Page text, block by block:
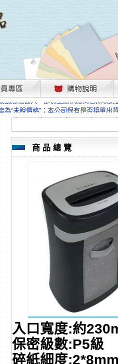
動漲幅甚大，部份上游供應商已採取
“未稅價格”；本公司保有是否接單出
動，下單前請先跟客服人員確認最新
為“未稅價格”；本公司保有是否接單出
現短缺，遂待客服人員跟您確認訂單
為“未稅價格”；本公司保有是否接單出
動漲幅甚大，部份上游供應商已採取
“未稅價格”；本公司保有是否接單出
動，下單前請先跟客服人員確認最新
為“未稅價格”；本公司保有是否接單出
現短缺，遂待客服人員跟您確認訂單
為“未稅價格”；本公司保有是否接單出
商品總覽
入口寬度:約
保密級數:P5級
碎紙細度